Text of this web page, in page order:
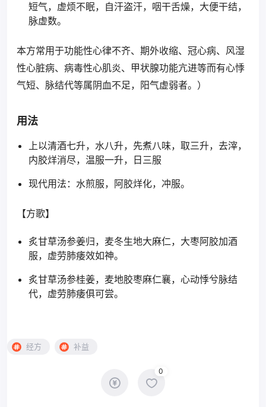
短气，虚烦不眠，自汗盗汗，咽干舌燥，大便干结，
脉虚数。
本方常用于功能性心律不齐、期外收缩、冠心病、风湿
性心脏病、病毒性心肌炎、甲状腺功能亢进等而有心悸
气短、脉结代等属阴血不足，阳气虚弱者。）
用法
上以清酒七升，水八升，先煮八味，取三升，去滓，
内胶烊消尽，温服一升，日三服
现代用法：水煎服，阿胶烊化，冲服。
【方歌】
炙甘草汤参姜归，麦冬生地大麻仁，大枣阿胶加酒
服，虚劳肺痿效如神。
炙甘草汤参桂姜，麦地胶枣麻仁襄，心动悸兮脉结
代，虚劳肺痿俱可尝。
经方 补益
0